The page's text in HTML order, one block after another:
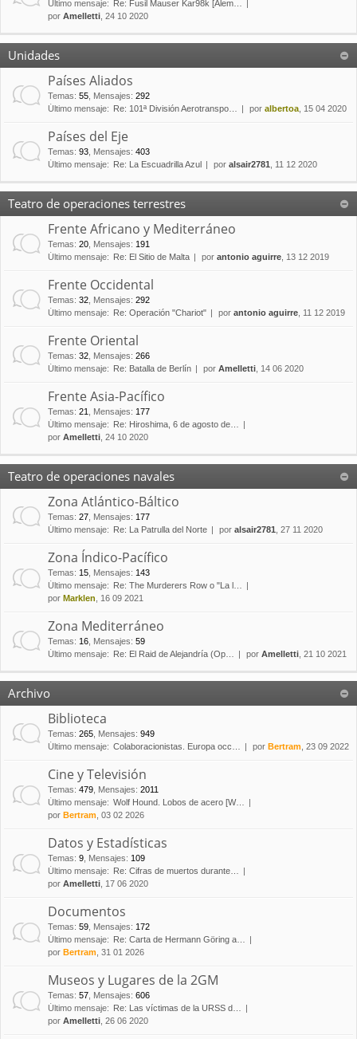
Último mensaje:
Re: Fusil Mauser Kar98k [Alem…
por Amelletti , 24 10 2020
Unidades
Países Aliados
Temas: 55 Mensajes: 292
Último mensaje:
Re: 101ª División Aerotranspo… por albertoa , 15 04 2020
Países del Eje
Temas: 93 Mensajes: 403
Último mensaje:
Re: La Escuadrilla Azul por alsair2781 , 11 12 2020
Teatro de operaciones terrestres
Frente Africano y Mediterráneo
Temas: 20 Mensajes: 191
Último mensaje:
Re: El Sitio de Malta por antonio aguirre , 13 12 2019
Frente Occidental
Temas: 32 Mensajes: 292
Último mensaje:
Re: Operación "Chariot" por antonio aguirre , 11 12 2019
Frente Oriental
Temas: 32 Mensajes: 266
Último mensaje:
Re: Batalla de Berlín por Amelletti , 14 06 2020
Frente Asia-Pacífico
Temas: 21 Mensajes: 177
Último mensaje:
Re: Hiroshima, 6 de agosto de…
por Amelletti , 24 10 2020
Teatro de operaciones navales
Zona Atlántico-Báltico
Temas: 27 Mensajes: 177
Último mensaje:
Re: La Patrulla del Norte por alsair2781 , 27 11 2020
Zona Índico-Pacífico
Temas: 15 Mensajes: 143
Último mensaje:
Re: The Murderers Row o "La l…
por Marklen , 16 09 2021
Zona Mediterráneo
Temas: 16 Mensajes: 59
Último mensaje:
Re: El Raid de Alejandría (Op… por Amelletti , 21 10 2021
Archivo
Biblioteca
Temas: 265 Mensajes: 949
Último mensaje: Colaboracionistas. Europa occ… por Bertram , 23 09 2022
Cine y Televisión
Temas: 479 Mensajes: 2011
Último mensaje: Wolf Hound. Lobos de acero [W…
por Bertram , 03 02 2026
Datos y Estadísticas
Temas: 9 Mensajes: 109
Último mensaje:
Re: Cifras de muertos durante…
por Amelletti , 17 06 2020
Documentos
Temas: 59 Mensajes: 172
Último mensaje:
Re: Carta de Hermann Göring a…
por Bertram , 31 01 2026
Museos y Lugares de la 2GM
Temas: 57 Mensajes: 606
Último mensaje:
Re: Las víctimas de la URSS d…
por Amelletti , 26 06 2020